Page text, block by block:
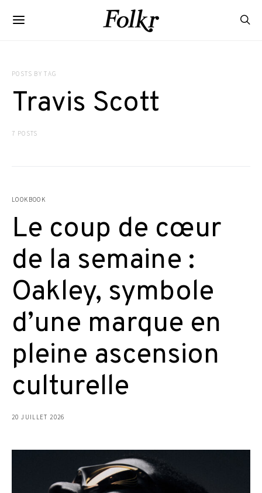
POSTS BY TAG
Travis Scott
7 POSTS
LOOKBOOK
Le coup de cœur
de la semaine :
Oakley, symbole
d’une marque en
pleine ascension
culturelle
20 JUILLET 2026